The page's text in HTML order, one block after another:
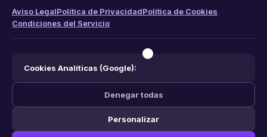
Funciones
Aviso Legal
© 2026 FacilCita — Un servicio dePC64 Servicios Informaticos.
Aviso LegalPolítica de PrivacidadPolítica de Cookies
Condiciones del Servicio
Cookies Analíticas (Google):
Denegar todas
Personalizar